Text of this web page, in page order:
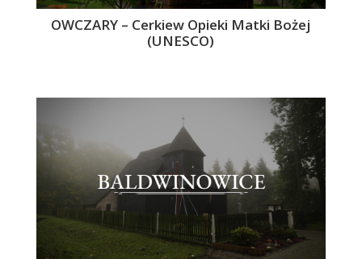
OWCZARY – Cerkiew Opieki Matki Bożej
(UNESCO)